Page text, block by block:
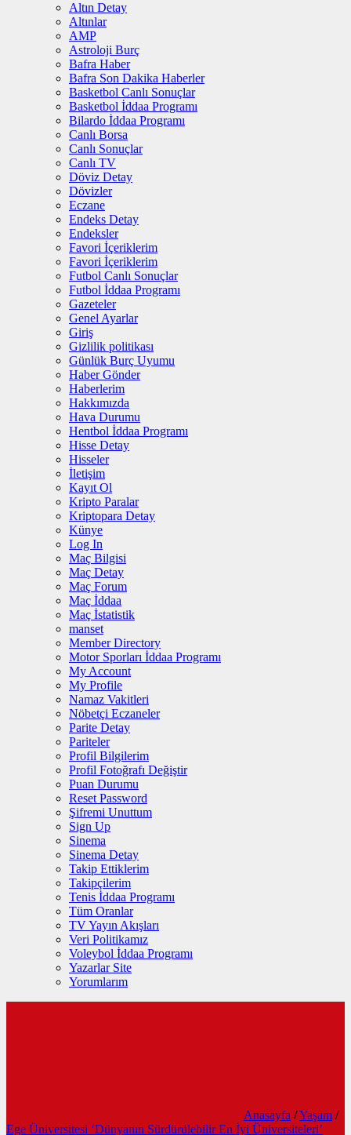
Altın Detay
Altınlar
AMP
Astroloji Burç
Bafra Haber
Bafra Son Dakika Haberler
Basketbol Canlı Sonuçlar
Basketbol İddaa Programı
Bilardo İddaa Programı
Canlı Borsa
Canlı Sonuçlar
Canlı TV
Döviz Detay
Dövizler
Eczane
Endeks Detay
Endeksler
Favori İçeriklerim
Favori İçeriklerim
Futbol Canlı Sonuçlar
Futbol İddaa Programı
Gazeteler
Genel Ayarlar
Giriş
Gizlilik politikası
Günlük Burç Uyumu
Haber Gönder
Haberlerim
Hakkımızda
Hava Durumu
Hentbol İddaa Programı
Hisse Detay
Hisseler
İletişim
Kayıt Ol
Kripto Paralar
Kriptopara Detay
Künye
Log In
Maç Bilgisi
Maç Detay
Maç Forum
Maç İddaa
Maç İstatistik
manset
Member Directory
Motor Sporları İddaa Programı
My Account
My Profile
Namaz Vakitleri
Nöbetçi Eczaneler
Parite Detay
Pariteler
Profil Bilgilerim
Profil Fotoğrafı Değiştir
Puan Durumu
Reset Password
Şifremi Unuttum
Sign Up
Sinema
Sinema Detay
Takip Ettiklerim
Takipçilerim
Tenis İddaa Programı
Tüm Oranlar
TV Yayın Akışları
Veri Politikamız
Voleybol İddaa Programı
Yazarlar Site
Yorumlarım
Anasayfa /Yaşam /
Ege Üniversitesi ‘Dünyanın Sürdürülebilir En İyi Üniversiteleri’